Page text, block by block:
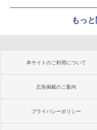
もっ
本サイトのご利用について
広告掲載のご案内
プライバシーポリシー